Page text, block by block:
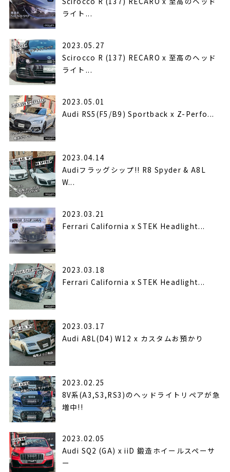
ライト...
2023.05.27
Scirocco R (137) RECARO x 至高のヘッド
ライト...
2023.05.01
Audi RS5(F5/B9) Sportback x Z-Perfo...
2023.04.14
Audiフラッグシップ!! R8 Spyder & A8L
W...
2023.03.21
Ferrari California x STEK Headlight...
2023.03.18
Ferrari California x STEK Headlight...
2023.03.17
Audi A8L(D4) W12 x カスタムお預かり
2023.02.25
8V系(A3,S3,RS3)のヘッドライトリペアが急
増中!!
2023.02.05
Audi SQ2 (GA) x iiD 鍛造ホイールスペーサ
ー